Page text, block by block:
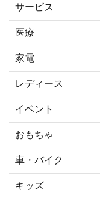
サービス
医療
家電
レディース
イベント
おもちゃ
車・バイク
キッズ